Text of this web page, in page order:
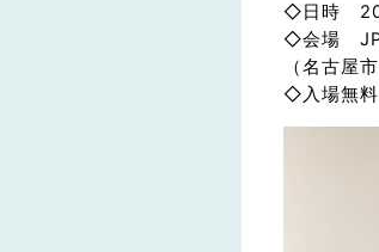
◇日時
◇会場 JP
（名古屋
◇入場無料